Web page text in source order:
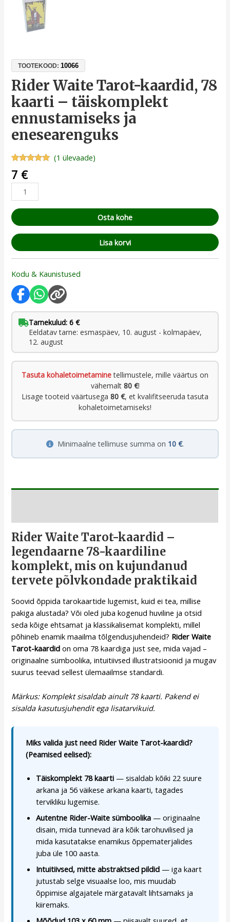
TOOTEKOOD:10066
Rider Waite Tarot-kaardid, 78
kaarti – täiskomplekt
ennustamiseks ja
enesearenguks
5.00/5
kliendi
hinnangu
(1 ülevaade)
7 €
Osta kohe
Lisa korvi
Kodu & Kaunistused
Tarnekulud: 6 €
Eeldatav tarne: esmaspäev, 10. august - kolmapäev,
12. august
Tasuta kohaletoimetaminetellimustele, mille väärtus on
vähemalt 80 €!
Lisage tooteid väärtusega 80 €, et kvalifitseeruda tasuta
kohaletoimetamiseks!
Minimaalne tellimuse summa on 10 €.
Rider Waite Tarot-kaardid –
legendaarne 78-kaardiline
komplekt, mis on kujundanud
tervete põlvkondade praktikaid
Soovid õppida tarokaartide lugemist, kuid ei tea, millise
pakiga alustada? Või oled juba kogenud huviline ja otsid
seda kõige ehtsamat ja klassikalisemat komplekti, millel
põhineb enamik maailma tõlgendusjuhendeid? Rider Waite
Tarot-kaardid on oma 78 kaardiga just see, mida vajad –
originaalne sümboolika, intuitiivsed illustratsioonid ja mugav
suurus teevad sellest ülemaailmse standardi.
Märkus: Komplekt sisaldab ainult 78 kaarti. Pakend ei
sisalda kasutusjuhendit ega lisatarvikuid.
Miks valida just need Rider Waite Tarot-kaardid?
(Peamised eelised):
Täiskomplekt 78 kaarti — sisaldab kõiki 22 suure
arkana ja 56 väikese arkana kaarti, tagades
tervikliku lugemise.
Autentne Rider-Waite sümboolika — originaalne
disain, mida tunnevad ära kõik tarohuvilised ja
mida kasutatakse enamikus õppematerjalides
juba üle 100 aasta.
Intuitiivsed, mitte abstraktsed pildid — iga kaart
jutustab selge visuaalse loo, mis muudab
õppimise algajatele märgatavalt lihtsamaks ja
kiiremaks.